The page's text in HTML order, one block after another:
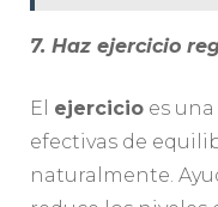
7. Haz ejercicio
El ejercicio es
efectivas de
naturalmente.